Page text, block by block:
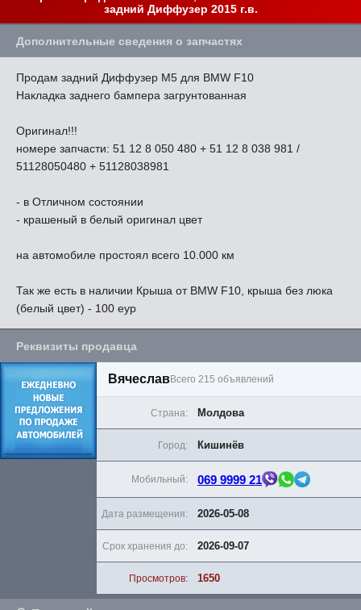
задний Диффузер 2015 г.в.
Дополнительные сведения о запчастях
Продам задний Диффузер М5 для BMW F10
Накладка заднего бампера загрунтованная
Оригинал!!!
номере запчасти: 51 12 8 050 480 + 51 12 8 038 981 /
51128050480 + 51128038981
- в Отличном состоянии
- крашеный в белый оригинал цвет
на автомобиле простоял всего 10.000 км
Так же есть в наличии Крыша от BMW F10, крыша без люка
(белый цвет) - 100 еур
Реквизиты продавца
ВячеславВсего 215 объявлений
Страна: Молдова
Дата размещения: 2026-05-08
Город: Кишинёв
Срок хранения до: 2026-09-07
Мобильный: 069 9999 21
Просмотров: 1650